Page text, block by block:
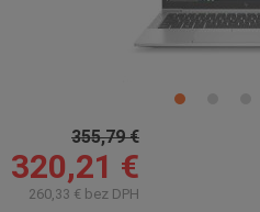
355,79 €
320,21 €
260,33 € bez DPH